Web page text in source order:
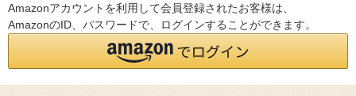
Amazonアカウントを利用して会員登録されたお客様は、
AmazonのID、パスワードで、ログインすることができます。